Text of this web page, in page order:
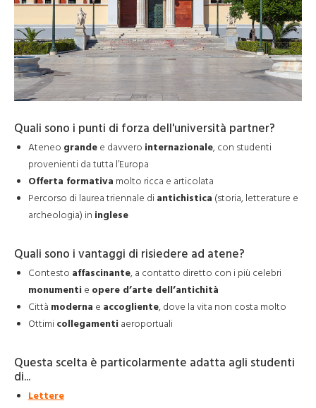
Quali sono i punti di forza dell'università partner?
Ateneo grandee davvero internazionale, con studenti
provenienti da tutta l’Europa
Offerta formativa molto ricca e articolata
Percorso di laurea triennale di antichistica (storia, letterature e
archeologia) in inglese
Quali sono i vantaggi di risiedere ad atene?
Contesto affascinante, a contatto diretto con i più celebri
monumentie opere d’arte dell’antichità
Città moderna e accogliente, dove la vita non costa molto
Ottimi collegamentiaeroportuali
Questa scelta è particolarmente adatta agli studenti
di...
Lettere